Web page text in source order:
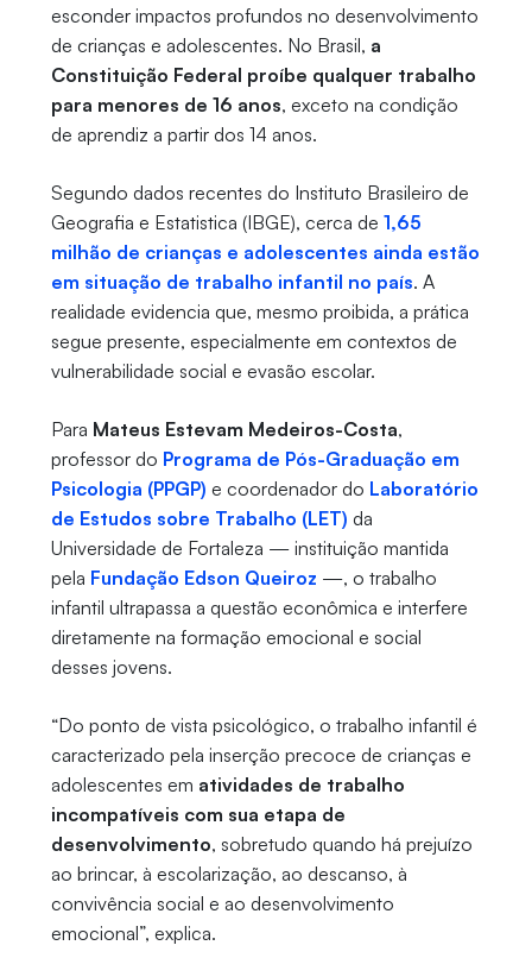
esconder impactos profundos no desenvolvimento
de crianças e adolescentes. No Brasil, a
Constituição Federal proíbe qualquer trabalho
para menores de 16 anos, exceto na condição
de aprendiz a partir dos 14 anos.
Segundo dados recentes do Instituto Brasileiro de
Geografia e Estatistica (IBGE), cerca de 1,65
milhão de crianças e adolescentes ainda estão
em situação de trabalho infantil no país. A
realidade evidencia que, mesmo proibida, a prática
segue presente, especialmente em contextos de
vulnerabilidade social e evasão escolar.
Para Mateus Estevam Medeiros-Costa,
professor do Programa de Pós-Graduação em
Psicologia (PPGP) e coordenador do Laboratório
de Estudos sobre Trabalho (LET) da
Universidade de Fortaleza — instituição mantida
pela Fundação Edson Queiroz —, o trabalho
infantil ultrapassa a questão econômica e interfere
diretamente na formação emocional e social
desses jovens.
“Do ponto de vista psicológico, o trabalho infantil é
caracterizado pela inserção precoce de crianças e
adolescentes em atividades de trabalho
incompatíveis com sua etapa de
desenvolvimento, sobretudo quando há prejuízo
ao brincar, à escolarização, ao descanso, à
convivência social e ao desenvolvimento
emocional”, explica.